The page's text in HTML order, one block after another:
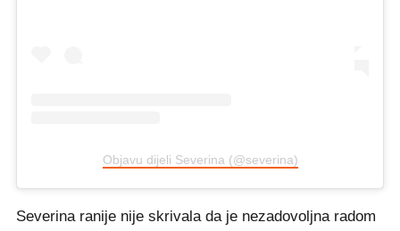
Objavu dijeli Severina (@severina)
Severina ranije nije skrivala da je nezadovoljna radom